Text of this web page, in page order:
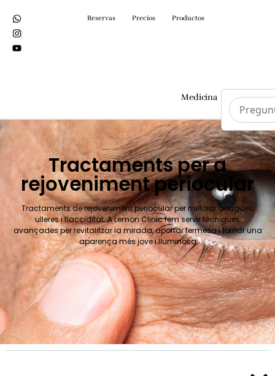
Reservas Precios Productos
Medicina
Tractaments per a
rejoveniment periocular
Tractaments de rejoveniment periocular per millorar arrugues,
ulleres i flacciditat. A Lemon Clinic fem servir tècniques
avançades per revitalitzar la mirada, aportar fermesa i tornar una
aparença més jove i lluminosa